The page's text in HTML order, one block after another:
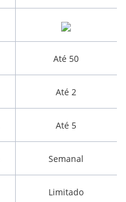
Até 50
Até 2
Até 5
Semanal
Limitado